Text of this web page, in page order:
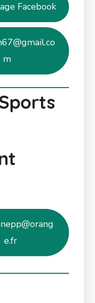
Facebook
m
e.fr